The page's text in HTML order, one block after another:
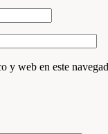
y web en este